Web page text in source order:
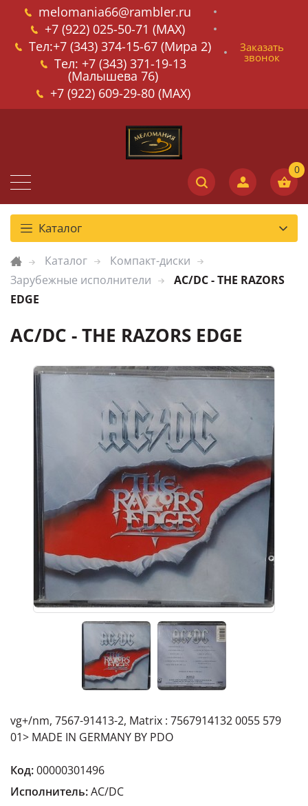
melomania66@rambler.ru
+7 (922) 025-50-71 (MAX)
Тел:+7 (343) 374-15-67 (Мира 2)
Тел: +7 (343) 371-19-13
(Малышева 76)
+7 (922) 609-29-80 (MAX)
Заказать
звонок
Каталог
Каталог
Компакт-диски
Зарубежные исполнители
AC/DC - THE RAZORS
EDGE
AC/DC - THE RAZORS EDGE
vg+/nm, 7567-91413-2, Matrix : 7567914132 0055 579
01> MADE IN GERMANY BY PDO
Код:00000301496
Исполнитель:AC/DC